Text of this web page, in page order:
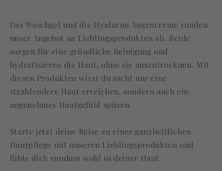
Das Waschgel und die Hyaluron Augencreme runden
unser Angebot an Lieblingsprodukten ab. Beide
sorgen für eine gründliche Reinigung und
hydratisieren die Haut, ohne sie auszutrocknen. Mit
diesen Produkten wirst du nicht nur eine
strahlendere Haut erreichen, sondern auch ein
angenehmes Hautgefühl spüren.
Starte jetzt deine Reise zu einer ganzheitlichen
Hautpflege mit unseren Lieblingsprodukten und
fühle dich rundum wohl in deiner Haut.